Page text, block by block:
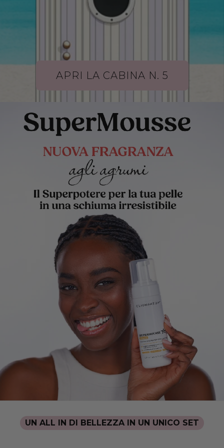
APRI LA CABINA N. 5
UN ALL IN DI BELLEZZA IN UN UNICO SET